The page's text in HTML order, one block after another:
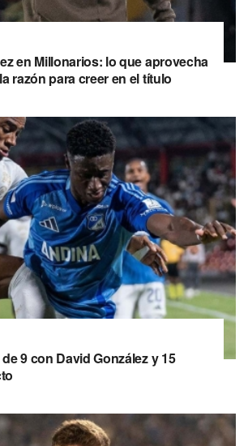
en Millonarios: lo que aprovecha
razón para creer en el título
9 con David González y 15